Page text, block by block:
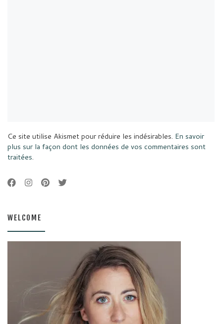
Ce site utilise Akismet pour réduire les indésirables. En savoir
plus sur la façon dont les données de vos commentaires sont
traitées.
WELCOME